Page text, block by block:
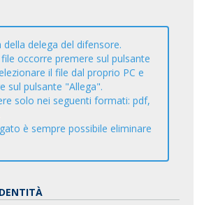
della delega del difensore.
occorre premere sul pulsante
il file dal proprio PC e
sul pulsante "Allega".
solo nei seguenti formati: pdf,
è sempre possibile eliminare